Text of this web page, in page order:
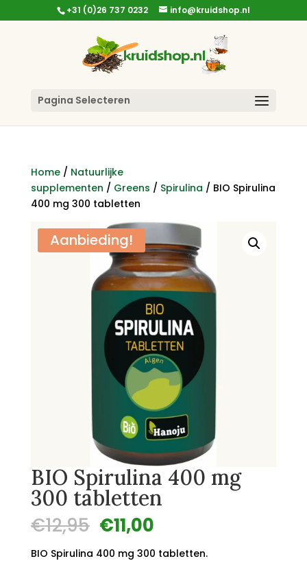
+31 (0)26 737 0232 info@kruidshop.nl
Pagina Selecteren
Home/ Natuurlijke
supplementen / Greens / Spirulina / BIO Spirulina
400 mg 300 tabletten
Aanbieding!
BIO Spirulina 400 mg
300 tabletten
€12,95 Oorspronkelijke
prijs
€11,00Huidige
BIO Spirulina 400 mg 300 tabletten.